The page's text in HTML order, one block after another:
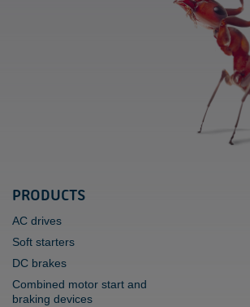
PRODUCTS
AC drives
Soft starters
DC brakes
Combined motor start and
braking devices